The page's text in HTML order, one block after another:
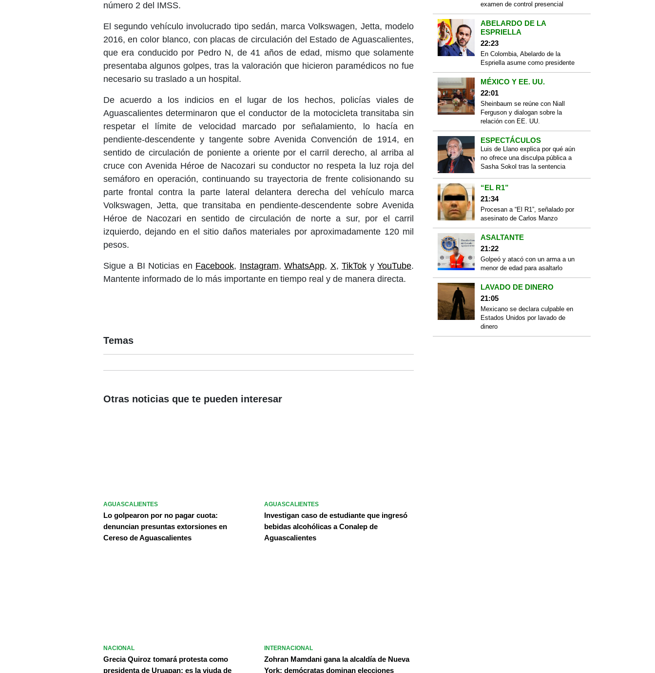
número 2 del IMSS.
El segundo vehículo involucrado tipo sedán, marca Volkswagen, Jetta, modelo
2016, en color blanco, con placas de circulación del Estado de Aguascalientes,
que era conducido por Pedro N, de 41 años de edad, mismo que solamente
presentaba algunos golpes, tras la valoración que hicieron paramédicos no fue
necesario su traslado a un hospital.
De acuerdo a los indicios en el lugar de los hechos, policías viales de
Aguascalientes determinaron que el conductor de la motocicleta transitaba sin
respetar el límite de velocidad marcado por señalamiento, lo hacía en
pendiente-descendente y tangente sobre Avenida Convención de 1914, en
sentido de circulación de poniente a oriente por el carril derecho, al arriba al
cruce con Avenida Héroe de Nacozari su conductor no respeta la luz roja del
semáforo en operación, continuando su trayectoria de frente colisionando su
parte frontal contra la parte lateral delantera derecha del vehículo marca
Volkswagen, Jetta, que transitaba en pendiente-descendente sobre Avenida
Héroe de Nacozari en sentido de circulación de norte a sur, por el carril
izquierdo, dejando en el sitio daños materiales por aproximadamente 120 mil
pesos.
Sigue a BI Noticias en Facebook, Instagram, WhatsApp, X, TikTok y YouTube.
Mantente informado de lo más importante en tiempo real y de manera directa.
Temas
examen de control presencial
ABELARDO DE LA
ESPRIELLA
22:23
En Colombia, Abelardo de la
Espriella asume como presidente
MÉXICO Y EE. UU.
22:01
Sheinbaum se reúne con Niall
Ferguson y dialogan sobre la
relación con EE. UU.
ESPECTÁCULOS
Luis de Llano explica por qué aún
no ofrece una disculpa pública a
Sasha Sokol tras la sentencia
“EL R1”
21:34
Procesan a “El R1”, señalado por
asesinato de Carlos Manzo
ASALTANTE
21:22
Golpeó y atacó con un arma a un
menor de edad para asaltarlo
LAVADO DE DINERO
21:05
Mexicano se declara culpable en
Estados Unidos por lavado de
dinero
Otras noticias que te pueden interesar
AGUASCALIENTES
Lo golpearon por no pagar cuota:
denuncian presuntas extorsiones en
Cereso de Aguascalientes
AGUASCALIENTES
Investigan caso de estudiante que ingresó
bebidas alcohólicas a Conalep de
Aguascalientes
NACIONAL
Grecia Quiroz tomará protesta como
presidenta de Uruapan; es la viuda de
INTERNACIONAL
Zohran Mamdani gana la alcaldía de Nueva
York; demócratas dominan elecciones